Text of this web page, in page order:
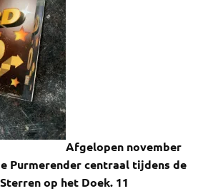
Afgelopen november
Purmerender centraal tijdens de
op het Doek. 11